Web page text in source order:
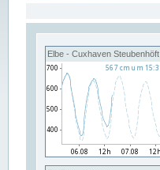
Elbe - Cuxhaven Steubenhöft